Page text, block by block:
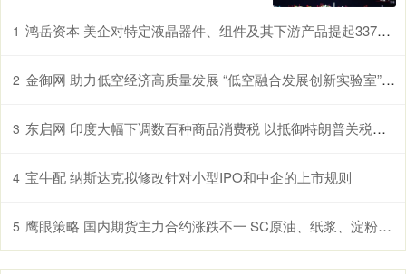
1 鸿岳资本 美企对特定液晶器件、组件及其下游产品提起337调查申请，多家中企为列名被告
2 金御网 助力低空经济高质量发展 “低空融合发展创新实验室”在鄂揭牌
3 东启网 印度大幅下调数百种商品消费税 以抵御特朗普关税冲击
4 宝牛配 纳斯达克拟修改针对小型IPO和中企的上市规则
5 鹰眼策略 国内期货主力合约涨跌不一 SC原油、纸浆、淀粉、原木、棉花涨超1%